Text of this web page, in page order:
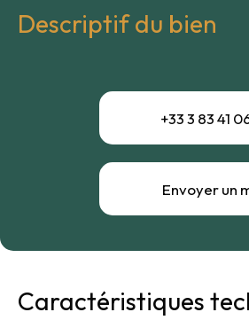
Descriptif du bien
+33 3 83 41
Envoyer un
Caractéristiques